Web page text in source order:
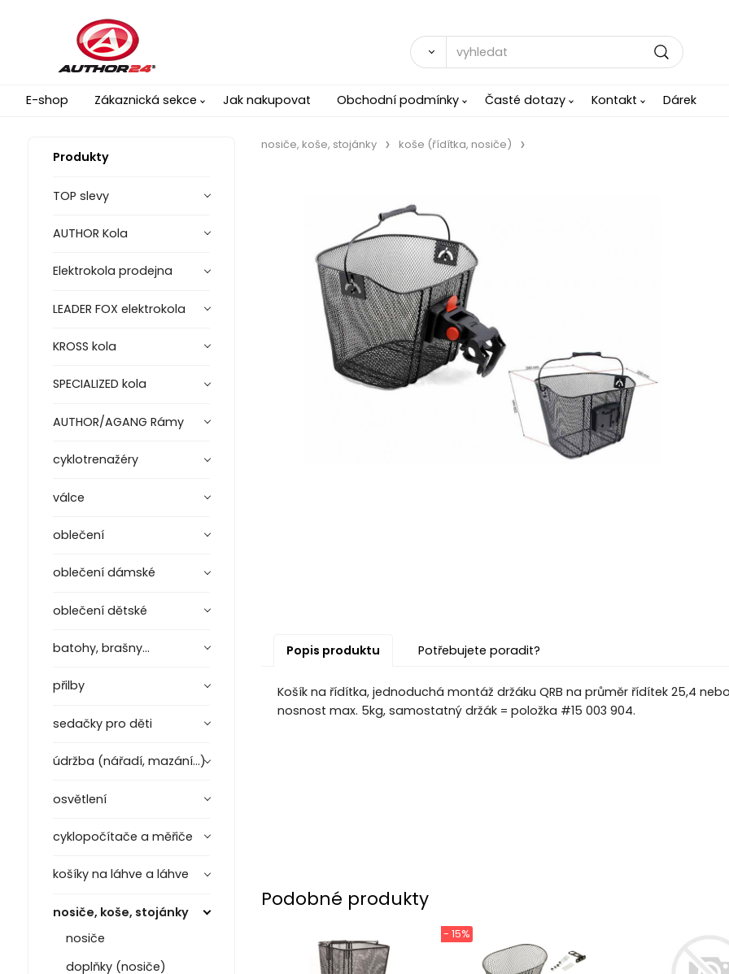
E-shop Zákaznická sekce Jak nakupovat Obchodní podmínky Časté dotazy Kontakt Dárek
Produkty
TOP slevy
AUTHOR Kola
Elektrokola prodejna
LEADER FOX elektrokola
KROSS kola
SPECIALIZED kola
AUTHOR/AGANG Rámy
cyklotrenažéry
válce
oblečení
oblečení dámské
oblečení dětské
batohy, brašny...
přilby
sedačky pro děti
údržba (nářadí, mazání...)
osvětlení
cyklopočítače a měřiče
košíky na láhve a láhve
nosiče, koše, stojánky
nosiče
doplňky (nosiče)
nosiče, koše, stojánky koše (řídítka, nosiče)
Popis produktu Potřebujete poradit?
Košík na řídítka, jednoduchá montáž držáku QRB na průměr řídítek 25,4
nosnost max. 5kg, samostatný držák = položka #15 003 904.
Podobné produkty
- 15%